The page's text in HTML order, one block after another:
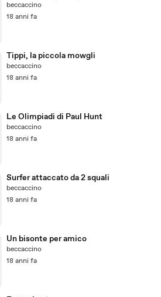
beccaccino
18 anni fa
Tippi, la piccola mowgli
beccaccino
18 anni fa
Le Olimpiadi di Paul Hunt
beccaccino
18 anni fa
Surfer attaccato da 2 squali
beccaccino
18 anni fa
Un bisonte per amico
beccaccino
18 anni fa